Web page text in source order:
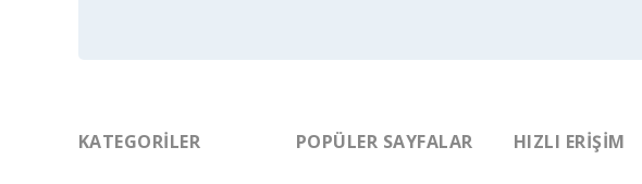
KATEGORILER POPÜLER SAYFALAR HIZLI ERIŞIM